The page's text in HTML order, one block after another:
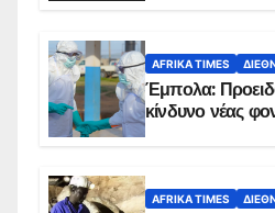
AFRIKA TIMES
Έμπολα:
κίνδυνο νέας
AFRIKA TIMES